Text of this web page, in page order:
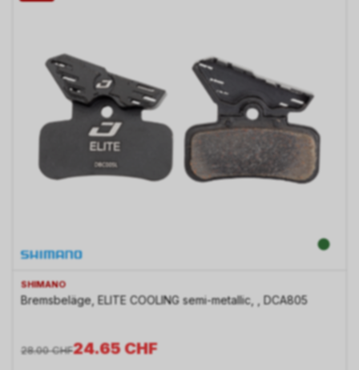
SHIMANO
Bremsbeläge, ELITE COOLING semi-metallic, , DCA805
24.65CHF
28.00 CHF